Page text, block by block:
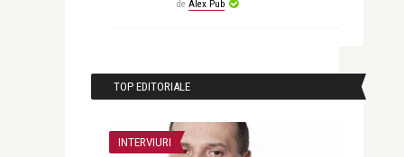
de Alex Pub
TOP EDITORIALE
INTERVIURI